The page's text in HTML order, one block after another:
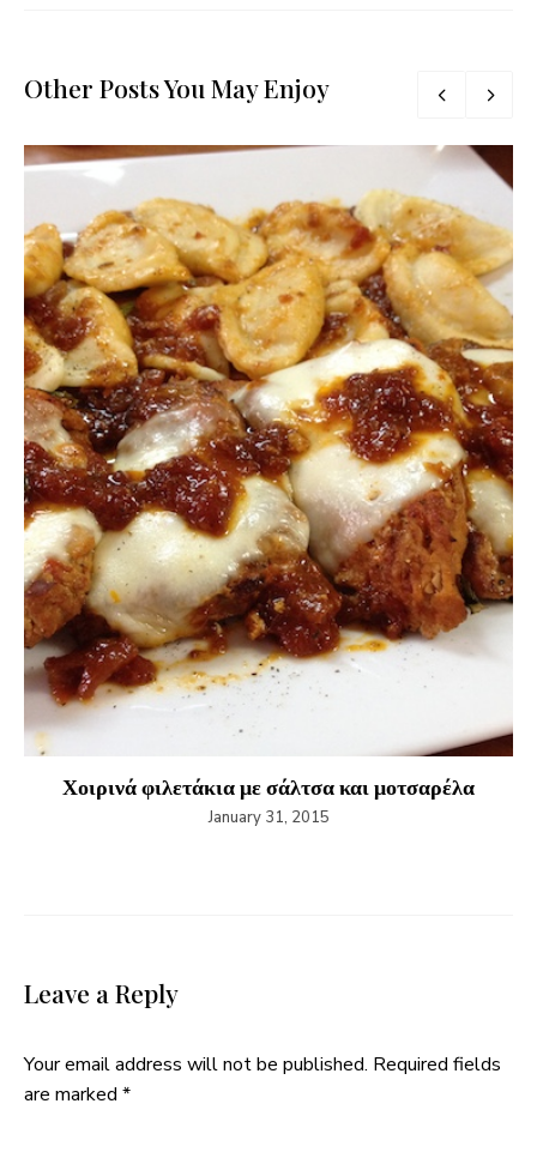
Other Posts You May Enjoy
Χοιρινά φιλετάκια με σάλτσα και μοτσαρέλα
January 31, 2015
Leave a Reply
Your email address will not be published. Required fields
are marked *